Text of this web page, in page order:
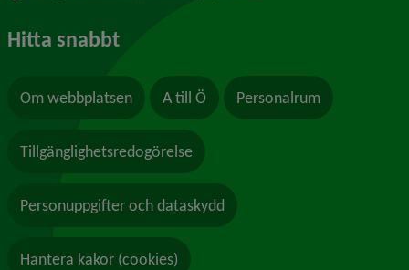
Hitta snabbt
Om webbplatsen A till Ö Personalrum
Tillgänglighetsredogörelse
Personuppgifter och dataskydd
Hantera kakor (cookies)